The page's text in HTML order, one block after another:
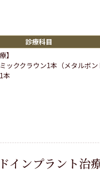
診療科目
】
ッククラウン1本（メタルボ
本
インプラント治